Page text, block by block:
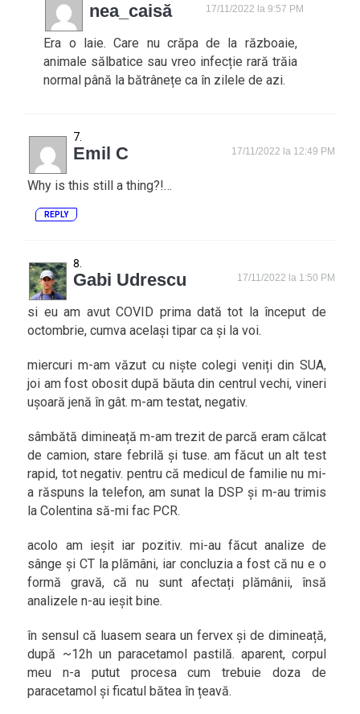
nea_caisă 17/11/2022 la 9:57 PM
Era o laie. Care nu crăpa de la războaie,
animale sălbatice sau vreo infecție rară trăia
normal până la bătrânețe ca în zilele de azi.
Emil C 17/11/2022 la 12:49 PM
Why is this still a thing?!…
REPLY
Gabi Udrescu 17/11/2022 la 1:50 PM
si eu am avut COVID prima dată tot la început de
octombrie, cumva același tipar ca și la voi.
miercuri m-am văzut cu niște colegi veniți din SUA,
joi am fost obosit după băuta din centrul vechi, vineri
ușoară jenă în gât. m-am testat, negativ.
sâmbătă dimineață m-am trezit de parcă eram călcat
de camion, stare febrilă și tuse. am făcut un alt test
rapid, tot negativ. pentru că medicul de familie nu mi-
a răspuns la telefon, am sunat la DSP și m-au trimis
la Colentina să-mi fac PCR.
acolo am ieșit iar pozitiv. mi-au făcut analize de
sânge și CT la plămâni, iar concluzia a fost că nu e o
formă gravă, că nu sunt afectați plămânii, însă
analizele n-au ieșit bine.
în sensul că luasem seara un fervex și de dimineață,
după ~12h un paracetamol pastilă. aparent, corpul
meu n-a putut procesa cum trebuie doza de
paracetamol și ficatul bătea în țeavă.